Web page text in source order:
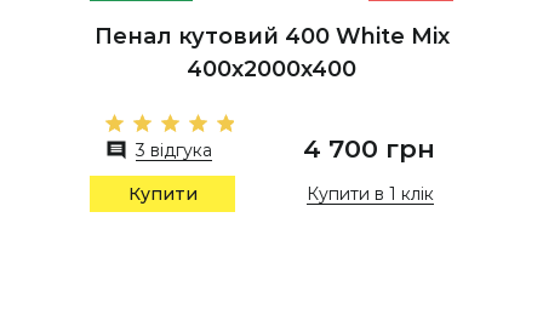
Пенал кутовий 400 White Mix
400х2000х400
3 відгука 4 700 грн
Купити Купити в 1 клік